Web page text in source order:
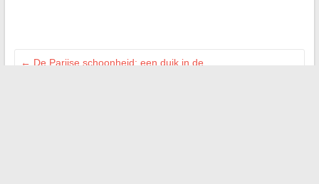
← De Parijse schoonheid: een duik in de